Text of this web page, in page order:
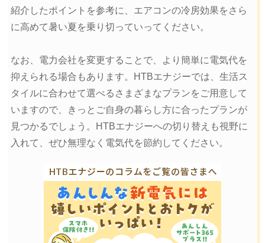
紹介したポイントを参考に、エアコンの冷房効果をさら
に高めて暑い夏を乗り切っていってください。
なお、電力会社を変更することで、より簡単に電気代を
抑えられる場合もあります。HTBエナジーでは、生活ス
タイルに合わせて選べるさまざまなプランをご用意して
いますので、きっとご自身の暮らし方に合ったプランが
見つかるでしょう。HTBエナジーへの切り替えも視野に
入れて、ぜひ無理なく電気代を節約してください。